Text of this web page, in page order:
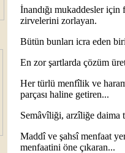
İnandığı mukaddesler
zirvelerini zorlayan.
Bütün bunları icra eden
En zor şartlarda çözüm
Her türlü menfîlik ve
parçası haline getiren...
Semâvîliği, arzîliğe daima
Maddî ve şahsî menfaat
menfaatini öne çıkaran...